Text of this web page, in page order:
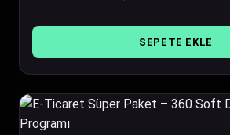
24.000,00₺.
SEPETE EKLE